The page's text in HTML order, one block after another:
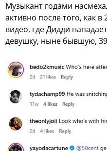
Музыкант годами
активно после того, как в
видео, где Дидди
девушку, ныне бывшую,